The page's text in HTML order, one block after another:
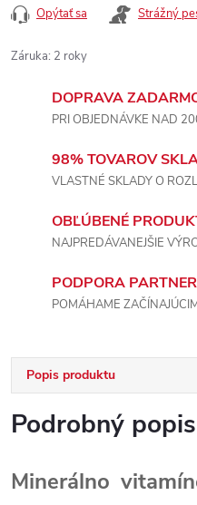
Opýtať sa Strážný
Záruka: 2 roky
DOPRAVA
PRI OBJEDNÁVKE NAD
98% TOVAROV
VLASTNÉ SKLADY O
OBĽÚBENÉ
NAJPREDÁVANEJŠIE
PODPORA
POMÁHAME
Popis produktu
Podrobný popis
Minerálno